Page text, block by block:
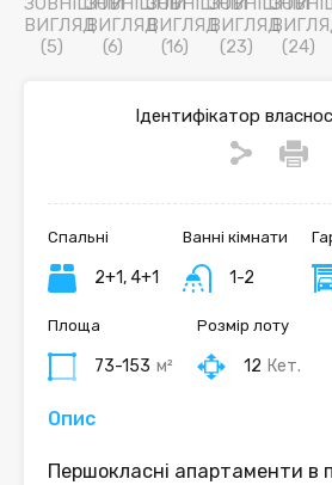
Ідентифікатор
Спальні
2+1, 4+1
Ванні кімнати
1-2
Площа
73-153 м²
Розмір лоту
12 Кет.
Опис
Першокласні апартаменти в